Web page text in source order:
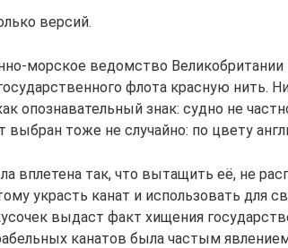
версий.
морское ведомство Великобритании
флота красную нить.
опознавательный знак: судно не
выбран тоже не случайно: по цвету
вплетена так, что вытащить её, не
украсть канат и использовать для
выдаст факт хищения
канатов была частым